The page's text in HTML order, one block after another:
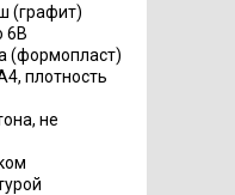
(графит)
6B
(формопласт)
плотность
не